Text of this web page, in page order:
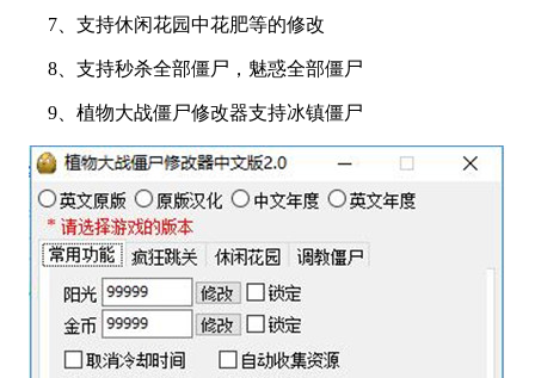
7、支持休闲花园中花肥等的修改
8、支持秒杀全部僵尸，魅惑全部僵尸
9、植物大战僵尸修改器支持冰镇僵尸